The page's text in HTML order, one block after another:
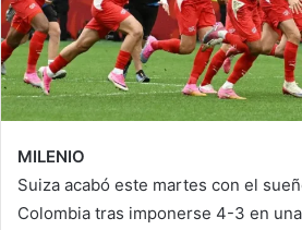
MILENIO
Suiza acabó este martes con el
Colombia tras imponerse 4-3 en